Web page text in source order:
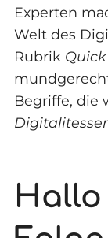
Experten
Welt des
Rubrik
Begriffe, die
Hallo